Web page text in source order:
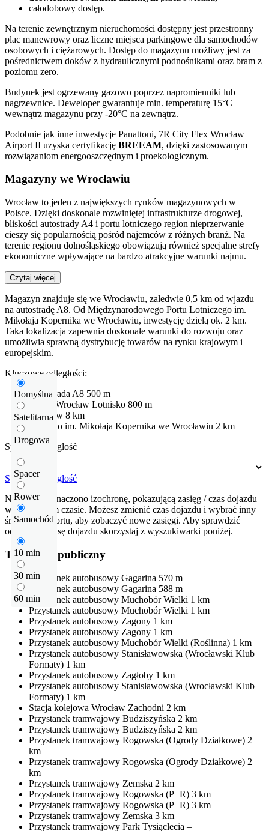
całodobowy dostęp.
Na terenie zewnętrznym nieruchomości dostępny jest przestronny
plac manewrowy oraz liczne miejsca parkingowe dla samochodów
osobowych i ciężarowych. Dostęp do magazynu możliwy jest za
pośrednictwem doków z hydraulicznymi podnośnikami oraz bram z
poziomu zero.
Budynek jest ogrzewany gazowo poprzez napromienniki lub
nagrzewnice. Deweloper gwarantuje min. temperaturę 15°C
wewnątrz magazynu przy -20°C na zewnątrz.
Podobnie jak inne inwestycje Panattoni, 7R City Flex Wrocław
Airport II uzyska certyfikację BREEAM, dzięki zastosowanym
rozwiązaniom energooszczędnym i proekologicznym.
Magazyny we Wrocławiu
Wrocław to jeden z największych rynków magazynowych w
Polsce. Dzięki doskonale rozwiniętej infrastrukturze drogowej,
bliskości autostrady A4 i portu lotniczego region nieprzerwanie
cieszy się popularnością pośród najemców z różnych branż. Na
terenie regionu dolnośląskiego obowiązują również specjalne strefy
ekonomiczne wpływające na bardzo atrakcyjne warunki najmu.
Czytaj więcej
Magazyn znajduje się we Wrocławiu, zaledwie 0,5 km od wjazdu
na autostradę A8. Od Międzynarodowego Portu Lotniczego im.
Mikołaja Kopernika we Wrocławiu, inwestycję dzielą ok. 2 km.
Taka lokalizacja zapewnia doskonałe warunki do rozwoju oraz
umożliwia sprawną dystrybucję towarów na rynku krajowym i
europejskim.
Domyślna
Satelitarna
Drogowa
Spacer
Rower
Samochód
10 min
30 min
60 min
Kluczowe odległości:
Autostrada A8 500 m
Węzeł Wrocław Lotnisko 800 m
Wroclaw 8 km
Lotnisko im. Mikołaja Kopernika we Wrocławiu 2 km
Sprawdź odleglość
Sprawdź odleglość
Na mapie zaznaczono izochronę, pokazującą zasięg / czas dojazdu
w określonym czasie. Możesz zmienić czas dojazdu i wybrać inny
środek transportu, aby zobaczyć nowe zasięgi. Aby sprawdzić
odłegłość i trasę dojazdu skorzystaj z wyszukiwarki poniżej.
Transport publiczny
Przystanek autobusowy Gagarina 570 m
Przystanek autobusowy Gagarina 588 m
Przystanek autobusowy Muchobór Wielki 1 km
Przystanek autobusowy Muchobór Wielki 1 km
Przystanek autobusowy Zagony 1 km
Przystanek autobusowy Zagony 1 km
Przystanek autobusowy Muchobór Wielki (Roślinna) 1 km
Przystanek autobusowy Stanisławowska (Wrocławski Klub
Formaty) 1 km
Przystanek autobusowy Zagłoby 1 km
Przystanek autobusowy Stanisławowska (Wrocławski Klub
Formaty) 1 km
Stacja kolejowa Wrocław Zachodni 2 km
Przystanek tramwajowy Budziszyńska 2 km
Przystanek tramwajowy Budziszyńska 2 km
Przystanek tramwajowy Rogowska (Ogrody Działkowe) 2
km
Przystanek tramwajowy Rogowska (Ogrody Działkowe) 2
km
Przystanek tramwajowy Zemska 2 km
Przystanek tramwajowy Rogowska (P+R) 3 km
Przystanek tramwajowy Rogowska (P+R) 3 km
Przystanek tramwajowy Zemska 3 km
Przystanek tramwajowy Park Tysiąclecia –